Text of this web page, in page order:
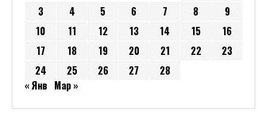
3
4 5 6 7 8
9
10
11 12 13 14 15
16
17
18 19 20 21 22
23
24
25 26 27
28
« Янв Мар »